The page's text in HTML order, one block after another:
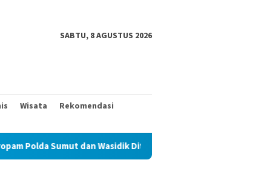
SABTU, 8 AGUSTUS 2026
Wisata
Rekomendasi
Wasidik Ditreskrimum Diduga Permainkan Masyarakat Kecil